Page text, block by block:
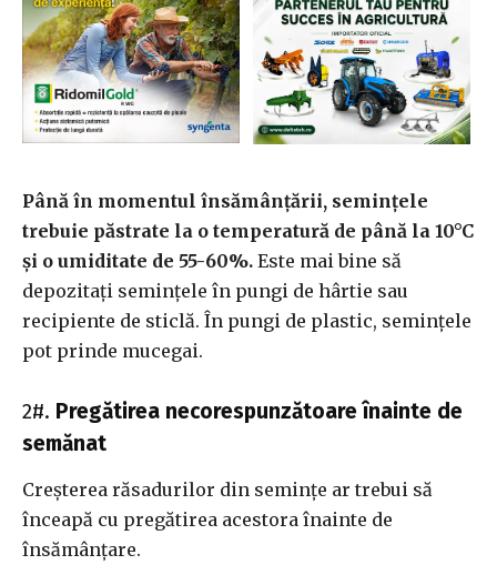
Până în momentul însămânțării, semințele
trebuie păstrate la o temperatură de până la 10°C
și o umiditate de 55-60%. Este mai bine să
depozitați semințele în pungi de hârtie sau
recipiente de sticlă. În pungi de plastic, semințele
pot prinde mucegai.
2#. Pregătirea necorespunzătoare înainte de
semănat
Creșterea răsadurilor din semințe ar trebui să
înceapă cu pregătirea acestora înainte de
însămânțare.